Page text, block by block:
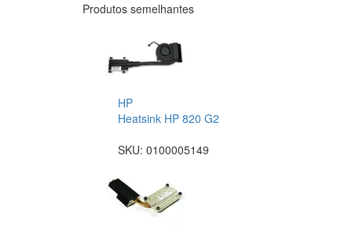
Produtos semelhantes
HP
Heatsink HP 820 G2
SKU: 0100005149